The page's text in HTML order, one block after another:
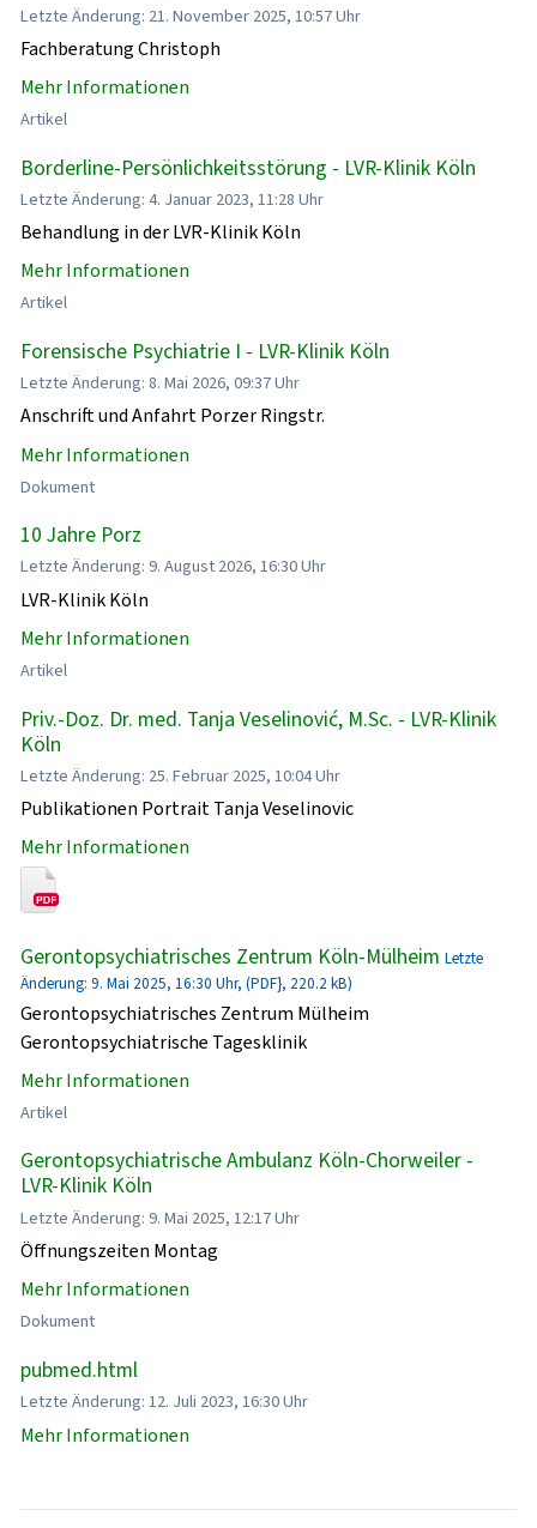
Letzte Änderung: 21. November 2025, 10:57 Uhr
Fachberatung Christoph
Mehr Informationen
Artikel
Borderline-Persönlichkeitsstörung - LVR-Klinik Köln
Letzte Änderung: 4. Januar 2023, 11:28 Uhr
Behandlung in der LVR-Klinik Köln
Mehr Informationen
Artikel
Forensische Psychiatrie I - LVR-Klinik Köln
Letzte Änderung: 8. Mai 2026, 09:37 Uhr
Anschrift und Anfahrt Porzer Ringstr.
Mehr Informationen
Dokument
10 Jahre Porz
Letzte Änderung: 9. August 2026, 16:30 Uhr
LVR-Klinik Köln
Mehr Informationen
Artikel
Priv.-Doz. Dr. med. Tanja Veselinović, M.Sc. - LVR-Klinik
Köln
Letzte Änderung: 25. Februar 2025, 10:04 Uhr
Publikationen Portrait Tanja Veselinovic
Mehr Informationen
Gerontopsychiatrisches Zentrum Köln-Mülheim Letzte
Änderung: 9. Mai 2025, 16:30 Uhr, (PDF}, 220.2 kB)
Gerontopsychiatrisches Zentrum Mülheim
Gerontopsychiatrische Tagesklinik
Mehr Informationen
Artikel
Gerontopsychiatrische Ambulanz Köln-Chorweiler -
LVR-Klinik Köln
Letzte Änderung: 9. Mai 2025, 12:17 Uhr
Öffnungszeiten Montag
Mehr Informationen
Dokument
pubmed.html
Letzte Änderung: 12. Juli 2023, 16:30 Uhr
Mehr Informationen